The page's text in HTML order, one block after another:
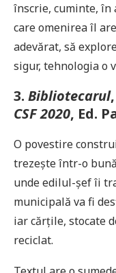
înscrie, cuminte, în
care omenirea îl
adevărat, să
sigur, tehnologia o
3. Bibliotecarul
CSF 2020, Ed.
O povestire
trezește într-o
unde edilul-șef îi
municipală va fi
iar cărțile, stocate
reciclat.